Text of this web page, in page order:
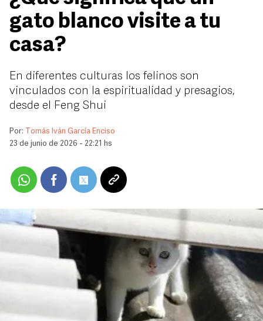
gato blanco visite a tu
casa?
En diferentes culturas los felinos son
vinculados con la espiritualidad y presagios,
desde el Feng Shui
Por:
Tomás Iván García Enciso
23 de junio de 2026 - 22:21 hs